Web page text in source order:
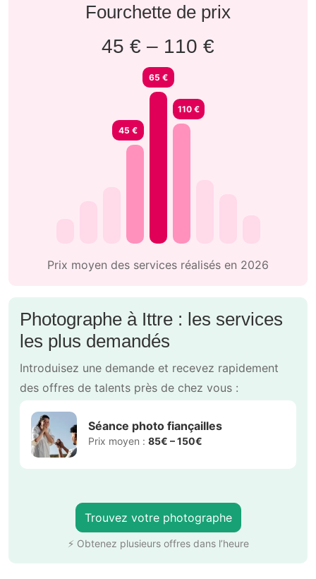
Fourchette de prix
45 € – 110 €
45 €
65 €
110 €
Prix moyen des services réalisés en 2026
Photographe à Ittre : les services
les plus demandés
Introduisez une demande et recevez rapidement
des offres de talents près de chez vous :
Séance photo fiançailles
Prix moyen : 85€ – 150€
Trouvez votre photographe
⚡ Obtenez plusieurs offres dans l’heure